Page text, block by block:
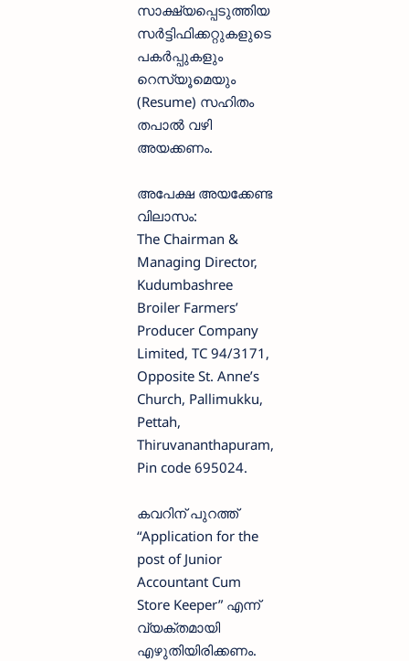
സാക്ഷ്യപ്പെടുത്തിയ
സർട്ടിഫിക്കറ്റുകളുടെ
പകർപ്പുകളും
റെസ്യൂമെയും
(Resume) സഹിതം
തപാൽ വഴി
അയക്കണം.
അപേക്ഷ അയക്കേണ്ട
വിലാസം:
The Chairman &
Managing Director,
Kudumbashree
Broiler Farmers’
Producer Company
Limited, TC 94/3171,
Opposite St. Anne’s
Church, Pallimukku,
Pettah,
Thiruvananthapuram,
Pin code 695024.
കവറിന് പുറത്ത്
“Application for the
post of Junior
Accountant Cum
Store Keeper” എന്ന്
വ്യക്തമായി
എഴുതിയിരിക്കണം.